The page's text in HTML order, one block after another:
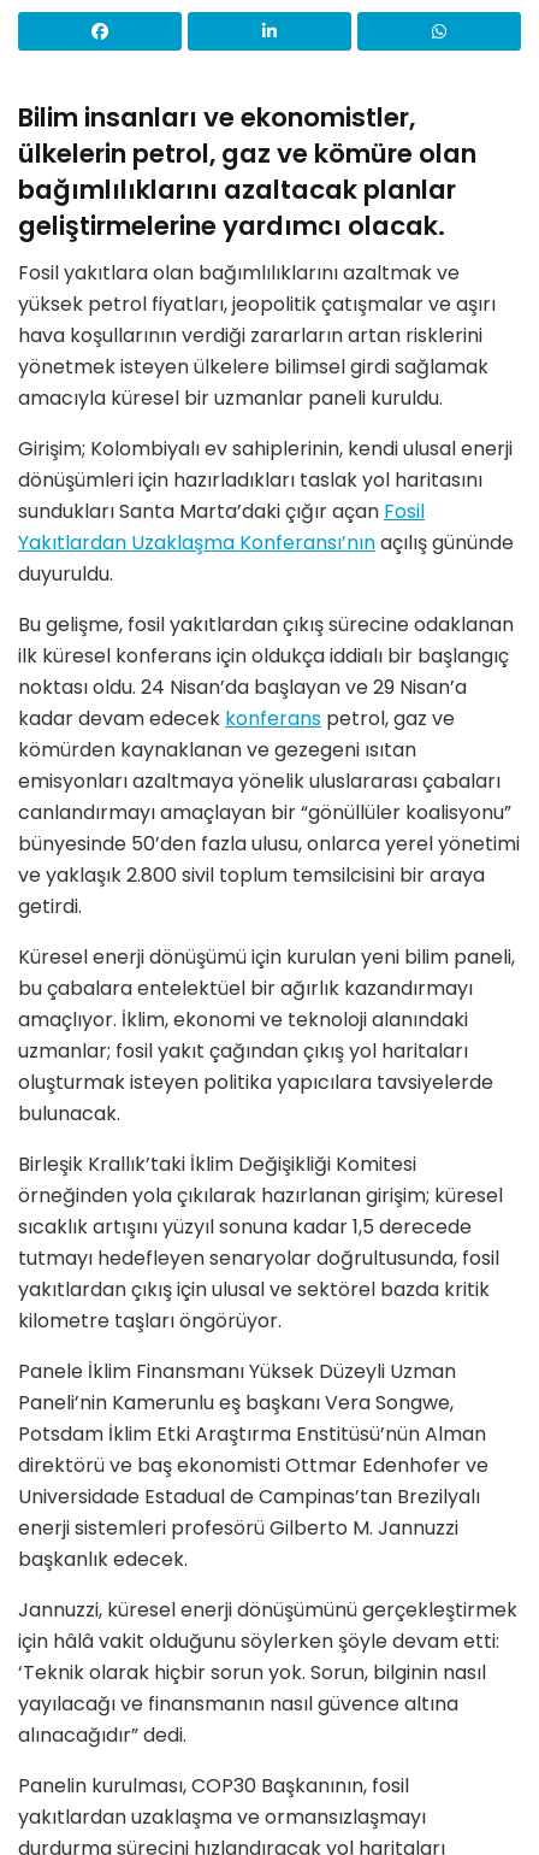
Bilim insanları ve ekonomistler,
ülkelerin petrol, gaz ve kömüre olan
bağımlılıklarını azaltacak planlar
geliştirmelerine yardımcı olacak.
Fosil yakıtlara olan bağımlılıklarını azaltmak ve
yüksek petrol fiyatları, jeopolitik çatışmalar ve aşırı
hava koşullarının verdiği zararların artan risklerini
yönetmek isteyen ülkelere bilimsel girdi sağlamak
amacıyla küresel bir uzmanlar paneli kuruldu.
Girişim; Kolombiyalı ev sahiplerinin, kendi ulusal enerji
dönüşümleri için hazırladıkları taslak yol haritasını
sundukları Santa Marta’daki çığır açan Fosil
Yakıtlardan Uzaklaşma Konferansı’nınaçılış gününde
duyuruldu.
Bu gelişme, fosil yakıtlardan çıkış sürecine odaklanan
ilk küresel konferans için oldukça iddialı bir başlangıç
noktası oldu. 24 Nisan’da başlayan ve 29 Nisan’a
kadar devam edecek konferans petrol, gaz ve
kömürden kaynaklanan ve gezegeni ısıtan
emisyonları azaltmaya yönelik uluslararası çabaları
canlandırmayı amaçlayan bir “gönüllüler koalisyonu”
bünyesinde 50’den fazla ulusu, onlarca yerel yönetimi
ve yaklaşık 2.800 sivil toplum temsilcisini bir araya
getirdi.
Küresel enerji dönüşümü için kurulan yeni bilim paneli,
bu çabalara entelektüel bir ağırlık kazandırmayı
amaçlıyor. İklim, ekonomi ve teknoloji alanındaki
uzmanlar; fosil yakıt çağından çıkış yol haritaları
oluşturmak isteyen politika yapıcılara tavsiyelerde
bulunacak.
Birleşik Krallık’taki İklim Değişikliği Komitesi
örneğinden yola çıkılarak hazırlanan girişim; küresel
sıcaklık artışını yüzyıl sonuna kadar 1,5 derecede
tutmayı hedefleyen senaryolar doğrultusunda, fosil
yakıtlardan çıkış için ulusal ve sektörel bazda kritik
kilometre taşları öngörüyor.
Panele İklim Finansmanı Yüksek Düzeyli Uzman
Paneli’nin Kamerunlu eş başkanı Vera Songwe,
Potsdam İklim Etki Araştırma Enstitüsü’nün Alman
direktörü ve baş ekonomisti Ottmar Edenhofer ve
Universidade Estadual de Campinas’tan Brezilyalı
enerji sistemleri profesörü Gilberto M. Jannuzzi
başkanlık edecek.
Jannuzzi, küresel enerji dönüşümünü gerçekleştirmek
için hâlâ vakit olduğunu söylerken şöyle devam etti:
‘Teknik olarak hiçbir sorun yok. Sorun, bilginin nasıl
yayılacağı ve finansmanın nasıl güvence altına
alınacağıdır” dedi.
Panelin kurulması, COP30 Başkanının, fosil
yakıtlardan uzaklaşma ve ormansızlaşmayı
durdurma sürecini hızlandıracak yol haritaları